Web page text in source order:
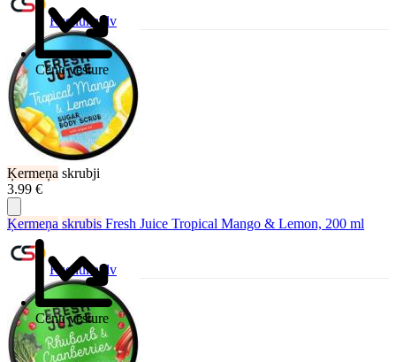
Cenu vēsture
Ksenukai.lv
Ķermeņa skrubji
3.99 €
Cenu vēsture
Ķermeņa skrubis Fresh Juice Tropical Mango & Lemon, 200 ml
Ksenukai.lv